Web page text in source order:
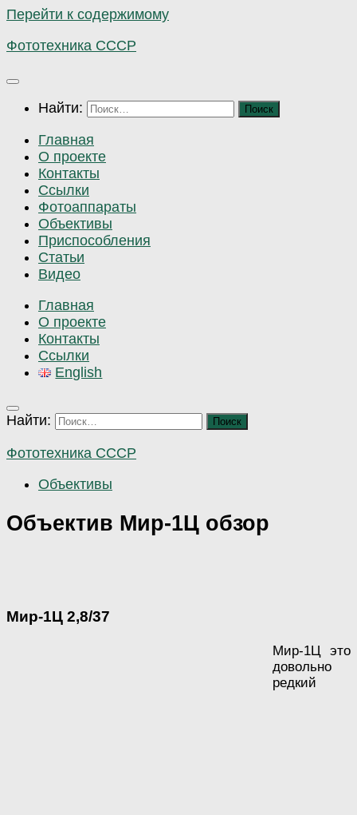
Перейти к содержимому
Фототехника СССР
Найти:
Главная
О проекте
Контакты
Ссылки
Фотоаппараты
Объективы
Приспособления
Статьи
Видео
Главная
О проекте
Контакты
Ссылки
English
Найти:
Фототехника СССР
Объективы
Объектив Мир-1Ц обзор
Мир-1Ц 2,8/37
Мир-1Ц это
довольно
редкий